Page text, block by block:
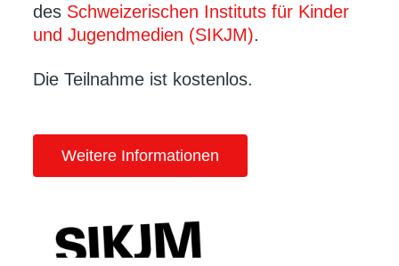
des Schweizerischen Instituts für Kinder
und Jugendmedien (SIKJM).
Die Teilnahme ist kostenlos.
Weitere Informationen